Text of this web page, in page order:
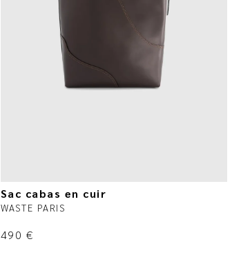
Sac cabas en cuir
WASTE PARIS
490 €